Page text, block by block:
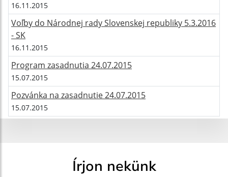
16.11.2015
Voľby do Národnej rady Slovenskej republiky 5.3.2016
- SK
16.11.2015
Program zasadnutia 24.07.2015
15.07.2015
Pozvánka na zasadnutie 24.07.2015
15.07.2015
Írjon nekünk